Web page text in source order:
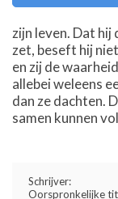
zijn leven. Dat hij
zet, beseft hij
en zij de
allebei weleens
dan ze dachten.
samen kunnen
Schrijver:
Oorspronkelijke